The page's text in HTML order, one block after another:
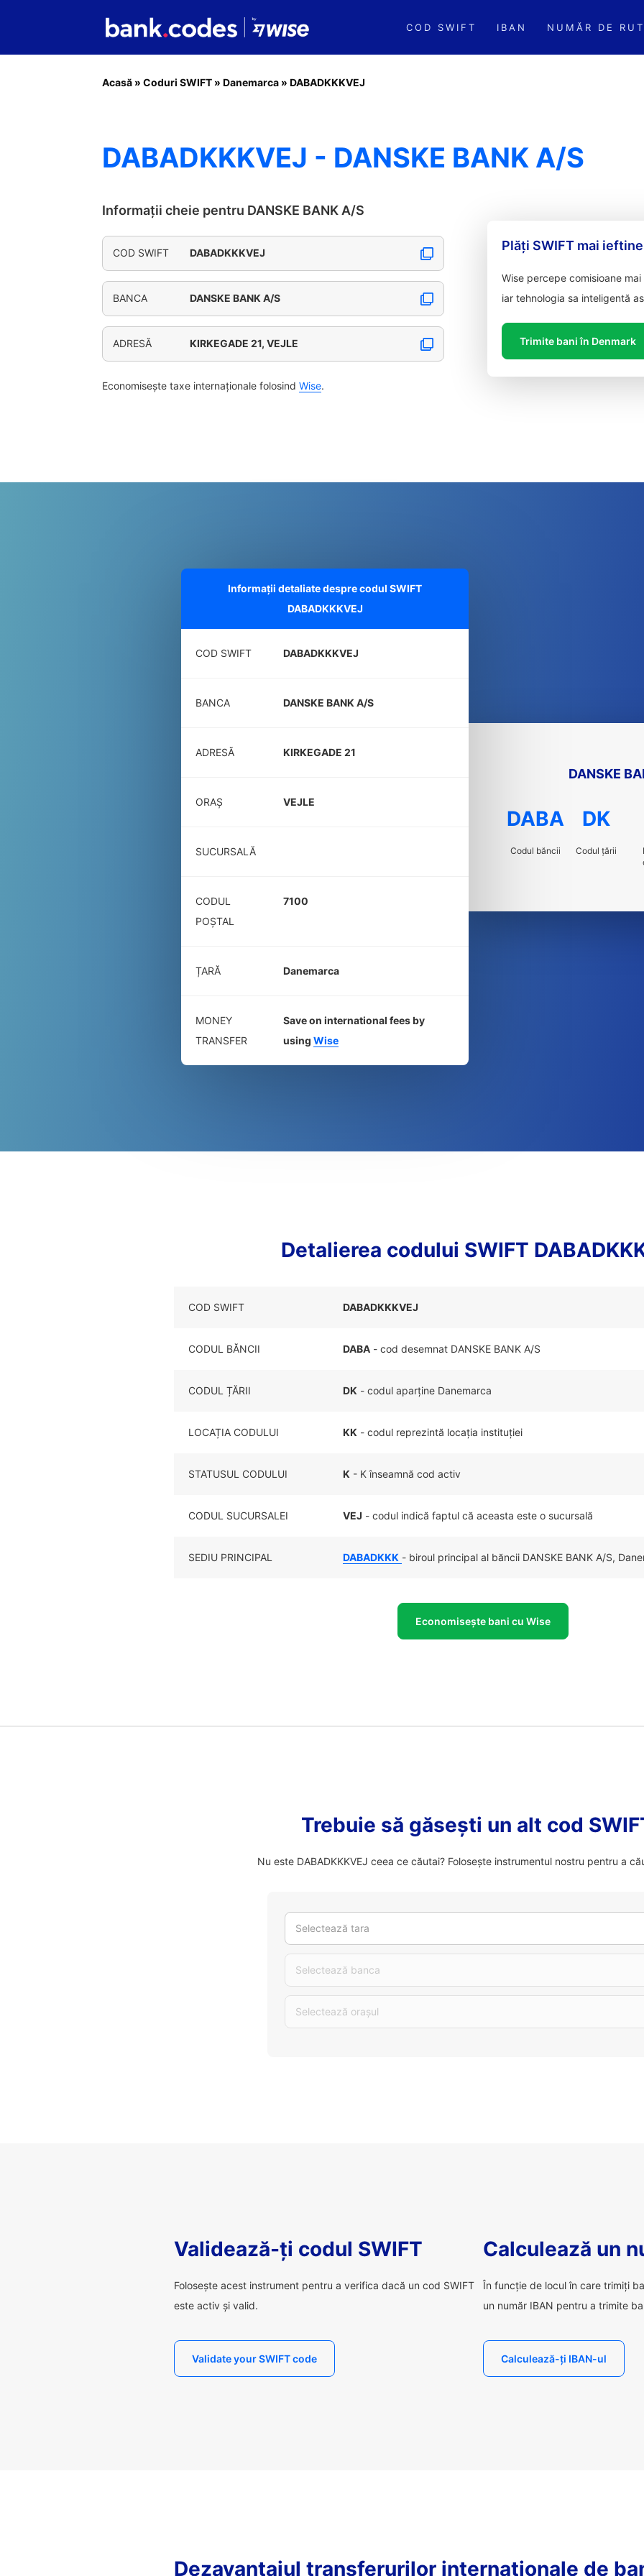
COD SWIFT IBAN NUMĂR DE
Acasă » Coduri SWIFT » Danemarca » DABADKKKVEJ
DABADKKKVEJ - DANSKE BANK A/S
Informații cheie pentru DANSKE BANK A/S
COD SWIFT DABADKKKVEJ
BANCA DANSKE BANK A/S
ADRESĂ KIRKEGADE 21, VEJLE
Economisește taxe internaționale folosind Wise.
Plăți SWIFT mai
Wise percepe comisioane
iar tehnologia sa inteligentă
Trimite bani în Denmark
Informații detaliate despre codul SWIFT
DABADKKKVEJ
COD SWIFT DABADKKKVEJ
BANCA DANSKE BANK A/S
ADRESĂ KIRKEGADE 21
ORAȘ VEJLE
SUCURSALĂ
CODUL
POŞTAL
7100
ȚARĂ Danemarca
MONEY
TRANSFER
Save on international fees by
using Wise
DANSKE
DABA
Codul băncii
DK
Codul țării
Detalierea codului SWIFT
COD SWIFT DABADKKKVEJ
CODUL BĂNCII DABA - cod desemnat DANSKE BANK A/S
CODUL ȚĂRII DK - codul aparține Danemarca
LOCAȚIA CODULUI KK - codul reprezintă locația instituției
STATUSUL CODULUI K - K înseamnă cod activ
CODUL SUCURSALEI VEJ - codul indică faptul că aceasta este o sucursală
SEDIU PRINCIPAL DABADKKK - biroul principal al băncii DANSKE BANK A/S,
Economisește bani cu Wise
Trebuie să găsești un alt cod
Nu este DABADKKKVEJ ceea ce căutai? Folosește instrumentul nostru pentru a
Selectează tara
Selectează banca
Selectează orașul
Validează-ți codul SWIFT
Folosește acest instrument pentru a verifica dacă un cod SWIFT
este activ și valid.
Validate your SWIFT code
Calculează un
În funcție de locul în care trimiți
un număr IBAN pentru a trimite
Calculează-ți IBAN-ul
Dezavantajul transferurilor internaționale de